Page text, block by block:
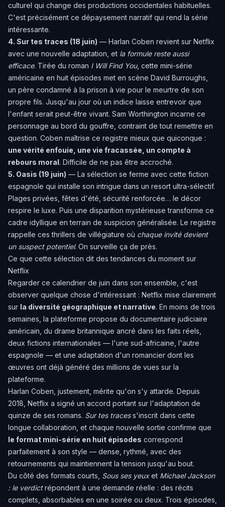
culturel qui change des productions occidentales habituelles.
C'est précisément ce dépaysement narratif qui rend la série
intéressante.
4. Sur tes traces (18 juin) — Harlan Coben revient sur Netflix
avec une nouvelle adaptation, et la formule reste aussi
efficace. Tirée du roman I Will Find You, cette mini-série
américaine en huit épisodes met en scène David Burroughs,
un père condamné à la prison à vie pour le meurtre de son
propre fils. Jusqu'au jour où un indice laisse entrevoir que
l'enfant serait peut-être vivant. Sam Worthington incarne ce
personnage au bord du gouffre, contraint de tout remettre en
question. Coben maîtrise ce registre mieux que quiconque :
une vérité enfouie, une vie fracassée, un compte à
rebours moral. Difficile de ne pas être accroché.
5. Oasis (19 juin) — La sélection se ferme avec cette fiction
espagnole qui installe son intrigue dans un resort ultra-sélectif.
Plages privées, fêtes d'été, sécurité renforcée… le décor
respire le luxe. Puis une disparition mystérieuse transforme ce
cadre idyllique en terrain de suspicion généralisée. Le registre
rappelle ces thrillers de villégiature où chaque invité devient
un suspect potentiel. On surveille ça de près.
Ce que cette sélection dit des tendances du moment sur
Netflix
Regarder ce calendrier de juin dans son ensemble, c'est
observer quelque chose d'intéressant : Netflix mise clairement
sur la diversité géographique et narrative. En moins de trois
semaines, la plateforme propose du documentaire judiciaire
américain, du drame britannique ancré dans les faits réels,
deux fictions internationales — l'une sud-africaine, l'autre
espagnole — et une adaptation d'un romancier dont les
œuvres ont déjà généré des millions de vues sur la
plateforme.
Harlan Coben, justement, mérite qu'on s'y attarde. Depuis
2018, Netflix a signé un accord portant sur l'adaptation de
quinze de ses romans. Sur tes tracess'inscrit dans cette
longue collaboration, et chaque nouvelle sortie confirme que
le format mini-série en huit épisodes correspond
parfaitement à son style — dense, rythmé, avec des
retournements qui maintiennent la tension jusqu'au bout.
Du côté des formats courts, Sous ses yeuxet Michael Jackson
: le verdictrépondent à une demande réelle : des récits
complets, absorbables en une soirée ou deux. Trois épisodes,